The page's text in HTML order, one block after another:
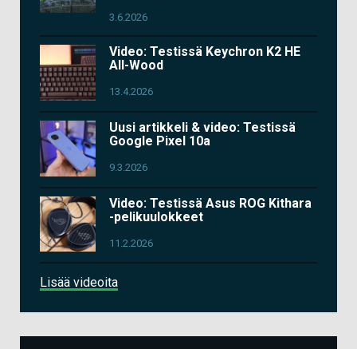
3.6.2026
Video: Testissä Keychron K2 HE
All-Wood
13.4.2026
Uusi artikkeli & video: Testissä
Google Pixel 10a
9.3.2026
Video: Testissä Asus ROG Kithara
-pelikuulokkeet
11.2.2026
Lisää videoita